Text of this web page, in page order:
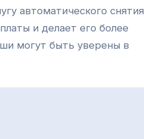
автоматического снятия
и делает его более
могут быть уверены в